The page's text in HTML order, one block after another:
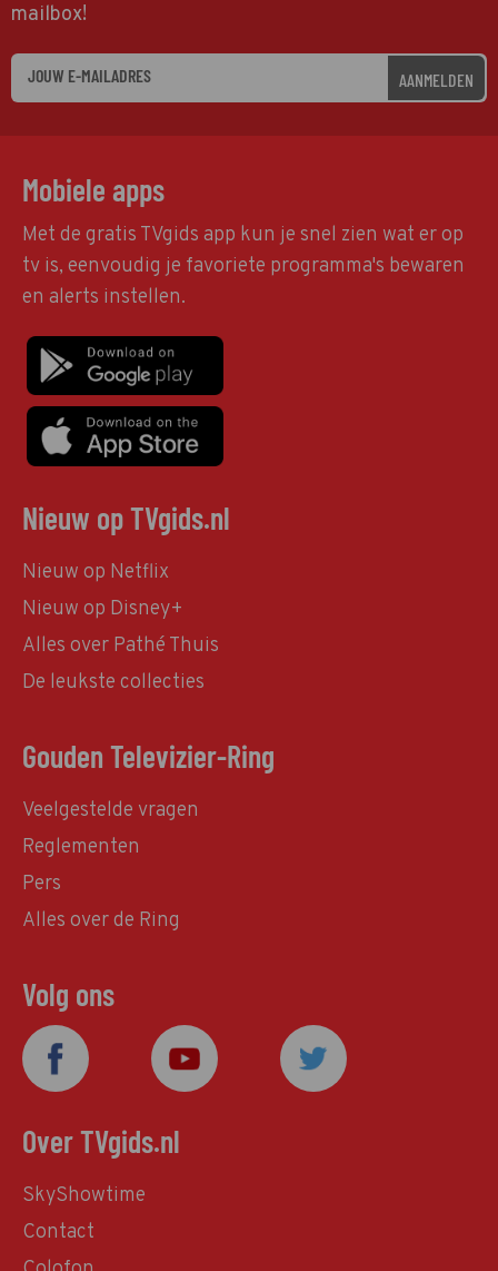
mailbox!
AANMELDEN
Mobiele apps
Met de gratis TVgids app kun je snel zien wat er op
tv is, eenvoudig je favoriete programma's bewaren
en alerts instellen.
Nieuw op TVgids.nl
Nieuw op Netflix
Nieuw op Disney+
Alles over Pathé Thuis
De leukste collecties
Gouden Televizier-Ring
Veelgestelde vragen
Reglementen
Pers
Alles over de Ring
Volg ons
Over TVgids.nl
SkyShowtime
Contact